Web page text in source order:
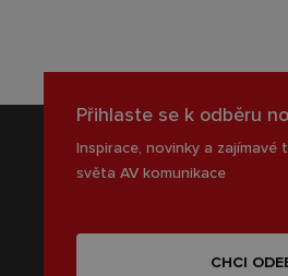
Přihlaste se k odběru
Inspirace, novinky a zajímavé
světa AV komunikace
CHCI